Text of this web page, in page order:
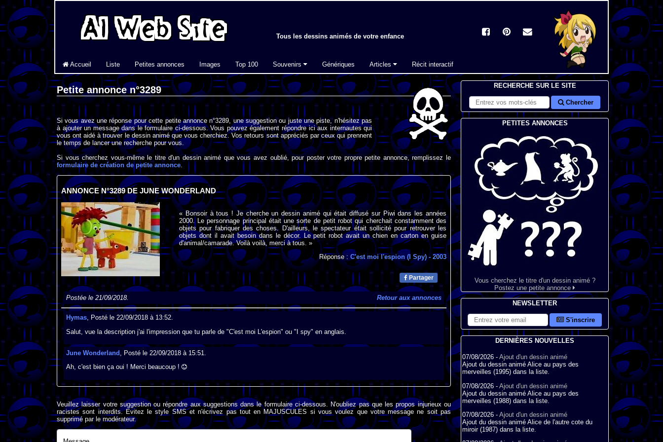
Tous les dessins animés de votre enfance
Accueil Liste Petites annonces Images Top 100 Souvenirs Génériques Articles Récit interactif
Petite annonce n°3289
Si vous avez une réponse pour cette petite annonce n°3289, une suggestion ou juste une piste, n'hésitez pas
à ajouter un message dans le formulaire ci-dessous. Vous pouvez également répondre ici aux internautes qui
vous ont aidé à trouver le dessin animé que vous cherchiez. Vos retours sont appréciés par ceux qui prennent
le temps de lancer une recherche pour vous.
Si vous cherchez vous-même le titre d'un dessin animé que vous avez oublié, pour poster votre propre petite annonce, remplissez le
formulaire de création de petite annonce.
ANNONCE N°3289 DE JUNE WONDERLAND
« Bonsoir à tous ! Je cherche un dessin animé qui était diffusé sur Piwi dans les années
2000. Le personnage principal était une sorte de petit robot qui cherchait constamment des
objets pour fabriquer des choses. D'ailleurs, le spectateur était sollicité pour retrouver les
objets dont il avait besoin dans le décor. Le petit robot avait un chien en carton en guise
d'animal/camarade. Voilà voilà, merci à tous. »
Réponse :C'est moi l'espion (I Spy)- 2003
Partager
Postée le 21/09/2018. Retour aux annonces
Hymas, Posté le 22/09/2018 à 13:52.
Salut, vue la description j'ai l'impression que tu parle de "C'est moi L'espion" ou "I spy" en anglais.
June Wonderland , Posté le 22/09/2018 à 15:51.
Ah, c'est bien ça oui ! Merci beaucoup !
Veuillez laisser votre suggestion ou répondre aux suggestions dans le formulaire ci-dessous. N'oubliez pas que les propos injurieux ou
racistes sont interdits. Evitez le style SMS et n'écrivez pas tout en MAJUSCULES si vous voulez que votre message ne soit pas
supprimé par le modérateur.
RECHERCHE SUR LE SITE
Chercher
PETITES ANNONCES
Vous cherchez le titre d'un dessin animé ?
Postez une petite annonce
NEWSLETTER
S'inscrire
DERNIÈRES NOUVELLES
07/08/2026 - Ajout d'un dessin animé
Ajout du dessin animé Alice au pays des
merveilles (1995) dans la liste.
07/08/2026 - Ajout d'un dessin animé
Ajout du dessin animé Alice au pays des
merveilles (1988) dans la liste.
07/08/2026 - Ajout d'un dessin animé
Ajout du dessin animé Alice de l'autre cote du
miroir (1987) dans la liste.